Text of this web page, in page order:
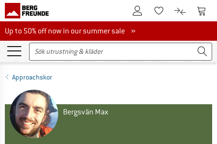
Till kundkontotTill minneslistan.
Till Till
Up to 50% off now in our summer sale
Up to 50% off now in our summer sale »
Approachskor
Bergsvän Max